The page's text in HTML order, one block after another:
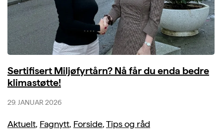
Sertifisert Miljøfyrtårn? Nå får du enda bedre
klimastøtte!
29. JANUAR 2026
Aktuelt, Fagnytt, Forside,Tips og råd